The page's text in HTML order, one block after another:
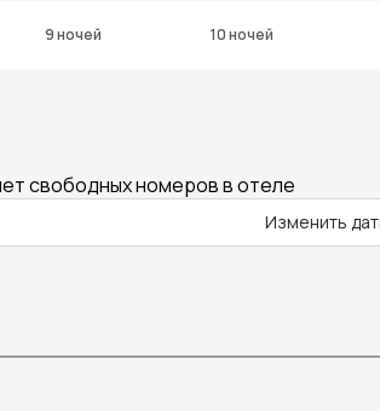
9 ночей 10 ночей
свободных номеров в отеле
Изменить